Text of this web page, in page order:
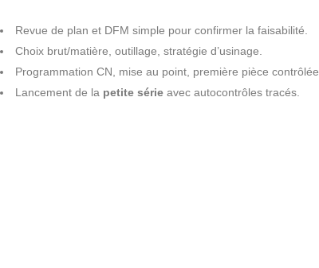
Revue de plan et DFM simple pour confirmer la faisabilité.
Choix brut/matière, outillage, stratégie d’usinage.
Programmation CN, mise au point, première pièce contrôlée.
Lancement de la petite série avec autocontrôles tracés.